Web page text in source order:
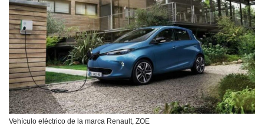
Vehículo eléctrico de la marca Renault, ZOE